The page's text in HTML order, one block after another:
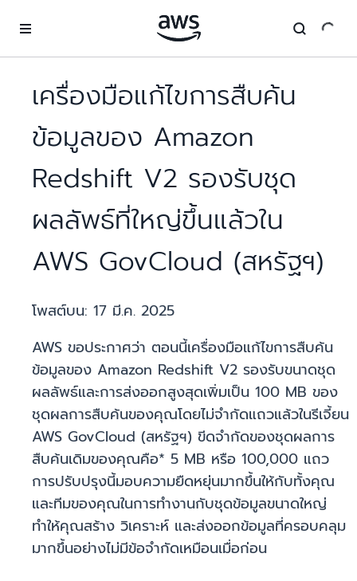
เครื่องมือแก้ไขการสืบค้น
ข้อมูลของ Amazon
Redshift V2 รองรับชุด
ผลลัพธ์ที่ใหญ่ขึ้นแล้วใน
AWS GovCloud (สหรัฐฯ)
โพสต์บน: 17 มี.ค. 2025
AWS ขอประกาศว่า ตอนนี้เครื่องมือแก้ไขการสืบค้น
ข้อมูลของ Amazon Redshift V2 รองรับขนาดชุด
ผลลัพธ์และการส่งออกสูงสุดเพิ่มเป็น 100 MB ของ
ชุดผลการสืบค้นของคุณโดยไม่จำกัดแถวแล้วในรีเจี้ยน
AWS GovCloud (สหรัฐฯ) ขีดจำกัดของชุดผลการ
สืบค้นเดิมของคุณคือ* 5 MB หรือ 100,000 แถว
การปรับปรุงนี้มอบความยืดหยุ่นมากขึ้นให้กับทั้งคุณ
และทีมของคุณในการทำงานกับชุดข้อมูลขนาดใหญ่
ทำให้คุณสร้าง วิเคราะห์ และส่งออกข้อมูลที่ครอบคลุม
มากขึ้นอย่างไม่มีข้อจำกัดเหมือนเมื่อก่อน